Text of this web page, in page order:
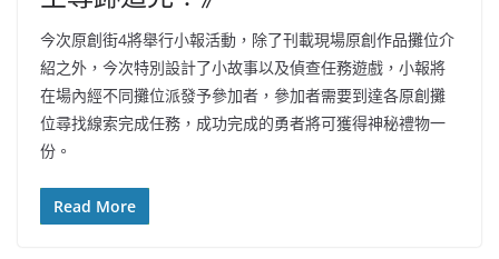
今次原創街4將舉行小報活動，除了刊載現場原創作品攤位介
紹之外，今次特別設計了小故事以及偵查任務遊戲，小報將
在場內經不同攤位派發予參加者，參加者需要到達各原創攤
位尋找線索完成任務，成功完成的勇者將可獲得神秘禮物一
份。
Read More